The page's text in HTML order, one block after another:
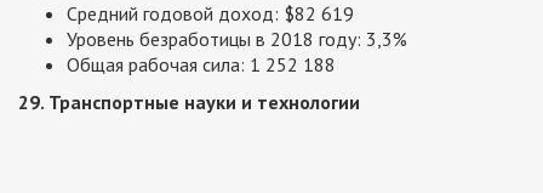
Средний годовой доход: $82 619
Уровень безработицы в 2018 году: 3,3%
Общая рабочая сила: 1 252 188
29. Транспортные науки и технологии